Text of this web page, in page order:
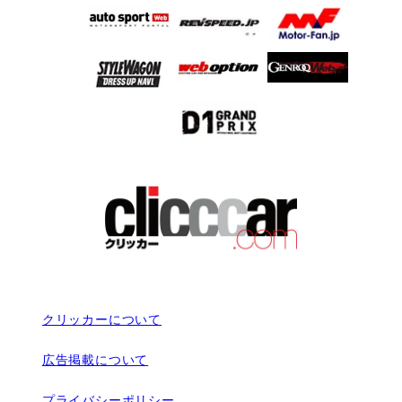
クリッカーについて
広告掲載について